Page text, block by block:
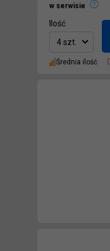
w serwisie
Ilość
4 szt.
Średnia ilość